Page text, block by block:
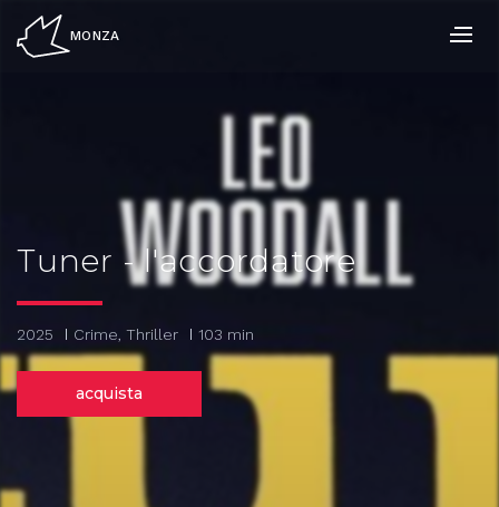
MONZA
Tuner - l'accordatore
2025 Crime, Thriller 103 min
acquista